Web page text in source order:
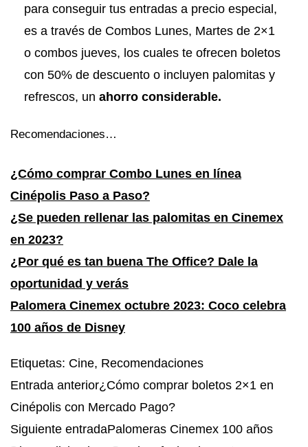
para conseguir tus entradas a precio especial,
es a través de Combos Lunes, Martes de 2×1
o combos jueves, los cuales te ofrecen boletos
con 50% de descuento o incluyen palomitas y
refrescos, un ahorro considerable.
Recomendaciones…
¿Cómo comprar Combo Lunes en línea
Cinépolis Paso a Paso?
¿Se pueden rellenar las palomitas en Cinemex
en 2023?
¿Por qué es tan buena The Office? Dale la
oportunidad y verás
Palomera Cinemex octubre 2023: Coco celebra
100 años de Disney
Etiquetas: Cine, Recomendaciones
Entrada anterior¿Cómo comprar boletos 2×1 en
Cinépolis con Mercado Pago?
Siguiente entradaPalomeras Cinemex 100 años